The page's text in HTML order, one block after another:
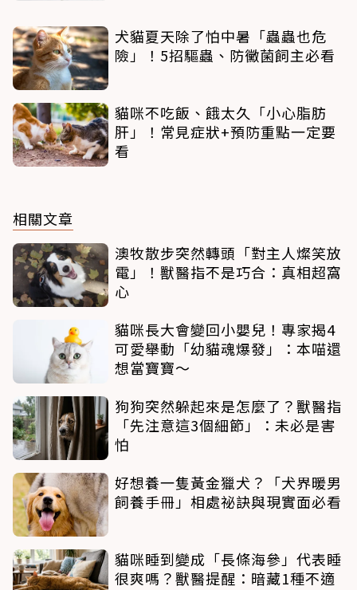
犬貓夏天除了怕中暑「蟲蟲也危
險」！5招驅蟲、防黴菌飼主必看
貓咪不吃飯、餓太久「小心脂肪
肝」！常見症狀+預防重點一定要
看
相關文章
澳牧散步突然轉頭「對主人燦笑放
電」！獸醫指不是巧合：真相超窩
心
貓咪長大會變回小嬰兒！專家揭4
可愛舉動「幼貓魂爆發」：本喵還
想當寶寶～
狗狗突然躲起來是怎麼了？獸醫指
「先注意這3個細節」：未必是害
怕
好想養一隻黃金獵犬？「犬界暖男
飼養手冊」相處祕訣與現實面必看
貓咪睡到變成「長條海參」代表睡
很爽嗎？獸醫提醒：暗藏1種不適